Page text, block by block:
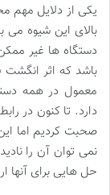
یکی از دلایل مهم
بالای این شیوه می
دستگاه ها غیر
باشد که اثر
معمول در همه
دارد. تا کنون در
صحبت کردیم اما
نمی توان آن را
حل هایی برای آنها